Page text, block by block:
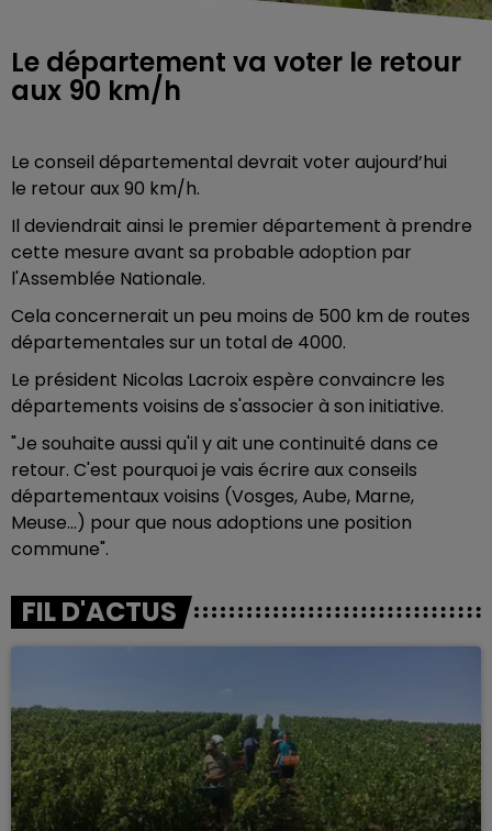
Le département va voter le retour
aux 90 km/h
Le conseil départemental devrait voter aujourd’hui
le retour aux 90 km/h.
Il deviendrait ainsi le premier département à prendre
cette mesure avant sa probable adoption par
l'Assemblée Nationale.
Cela concernerait un peu moins de 500 km de routes
départementales sur un total de 4000.
Le président Nicolas Lacroix espère convaincre les
départements voisins de s'associer à son initiative.
"Je souhaite aussi qu'il y ait une continuité dans ce
retour. C'est pourquoi je vais écrire aux conseils
départementaux voisins (Vosges, Aube, Marne,
Meuse...) pour que nous adoptions une position
commune".
FIL D'ACTUS